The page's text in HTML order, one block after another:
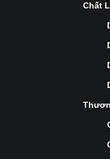
Chất